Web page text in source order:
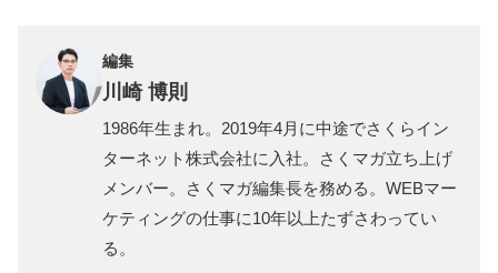
編集
川崎 博則
1986年生まれ。2019年4月に中途でさくらイン
ターネット株式会社に入社。さくマガ立ち上げ
メンバー。さくマガ編集長を務める。WEBマー
ケティングの仕事に10年以上たずさわってい
る。